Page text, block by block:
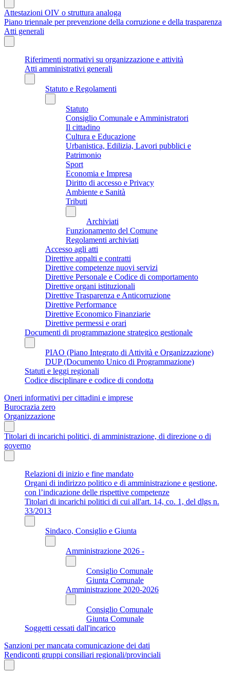
Attestazioni OIV o struttura analoga
Piano triennale per prevenzione della corruzione e della trasparenza
Atti generali
Riferimenti normativi su organizzazione e attività
Atti amministrativi generali
Statuto e Regolamenti
Statuto
Consiglio Comunale e Amministratori
Il cittadino
Cultura e Educazione
Urbanistica, Edilizia, Lavori pubblici e
Patrimonio
Sport
Economia e Impresa
Diritto di accesso e Privacy
Ambiente e Sanità
Tributi
Archiviati
Funzionamento del Comune
Regolamenti archiviati
Accesso agli atti
Direttive appalti e contratti
Direttive competenze nuovi servizi
Direttive Personale e Codice di comportamento
Direttive organi istituzionali
Direttive Trasparenza e Anticorruzione
Direttive Performance
Direttive Economico Finanziarie
Direttive permessi e orari
Documenti di programmazione strategico gestionale
PIAO (Piano Integrato di Attività e Organizzazione)
DUP (Documento Unico di Programmazione)
Statuti e leggi regionali
Codice disciplinare e codice di condotta
Oneri informativi per cittadini e imprese
Burocrazia zero
Organizzazione
Titolari di incarichi politici, di amministrazione, di direzione o di
governo
Relazioni di inizio e fine mandato
Organi di indirizzo politico e di amministrazione e gestione,
con l’indicazione delle rispettive competenze
Titolari di incarichi politici di cui all'art. 14, co. 1, del dlgs n.
33/2013
Sindaco, Consiglio e Giunta
Amministrazione 2026 -
Consiglio Comunale
Giunta Comunale
Amministrazione 2020-2026
Consiglio Comunale
Giunta Comunale
Soggetti cessati dall'incarico
Sanzioni per mancata comunicazione dei dati
Rendiconti gruppi consiliari regionali/provinciali